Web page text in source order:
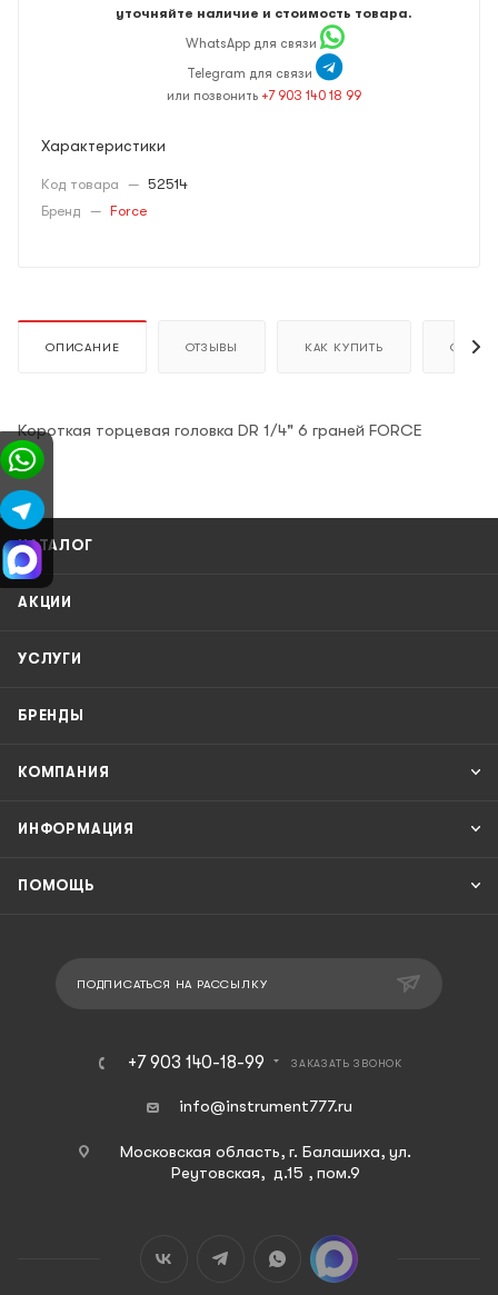
уточняйте наличие и стоимость товара.
WhatsApp для связи
Telegram для связи
или позвонить +7 903 140 18 99
Характеристики
Код товара — 52514
Бренд — Force
ОПИСАНИЕ ОТЗЫВЫ КАК КУПИТЬ ОПЛАТА
Короткая торцевая головка DR 1/4" 6 граней FORCE
КАТАЛОГ
АКЦИИ
УСЛУГИ
БРЕНДЫ
КОМПАНИЯ
ИНФОРМАЦИЯ
ПОМОЩЬ
ПОДПИСАТЬСЯ НА РАССЫЛКУ
+7 903 140-18-99 ЗАКАЗАТЬ ЗВОНОК
info@instrument777.ru
Московская область, г. Балашиха, ул.
Реутовская, д.15 , пом.9